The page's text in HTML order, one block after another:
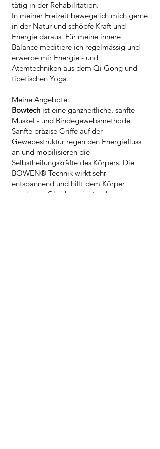
tätig in der Rehabilitation.
In meiner Freizeit bewege ich mich gerne
in der Natur und schöpfe Kraft und
Energie daraus. Für meine innere
Balance meditiere ich regelmässig und
erwerbe mir Energie - und
Atemtechniken aus dem Qi Gong und
tibetischen Yoga.
Meine Angebote:
Bowtech ist eine ganzheitliche, sanfte
Muskel - und Bindegewebsmethode.
Sanfte präzise Griffe auf der
Gewebestruktur regen den Energiefluss
an und mobilisieren die
Selbstheilungskräfte des Körpers. Die
BOWEN® Technik wirkt sehr
entspannend und hilft dem Körper
wieder ins Gleichgewicht zu kommen.